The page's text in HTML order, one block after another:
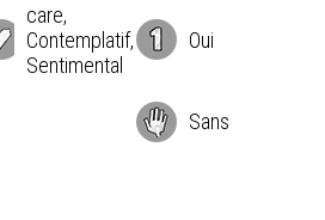
care,
Contemplatif,
Sentimental
Oui
Sans